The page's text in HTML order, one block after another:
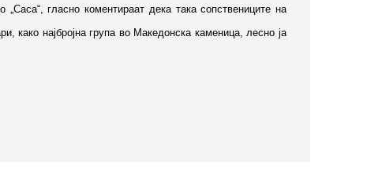
гласно коментираат дека така сопствениците на
како најбројна група во Македонска каменица, лесно ја